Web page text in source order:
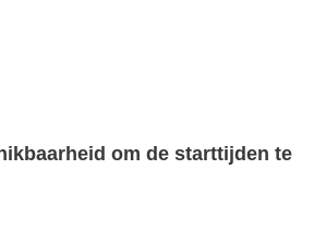
om de starttijden te